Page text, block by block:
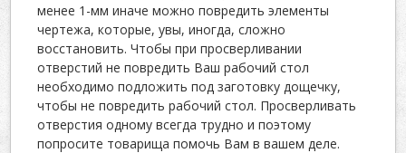
менее 1-мм иначе можно повредить элементы
чертежа, которые, увы, иногда, сложно
восстановить. Чтобы при просверливании
отверстий не повредить Ваш рабочий стол
необходимо подложить под заготовку дощечку,
чтобы не повредить рабочий стол. Просверливать
отверстия одному всегда трудно и поэтому
попросите товарища помочь Вам в вашем деле.